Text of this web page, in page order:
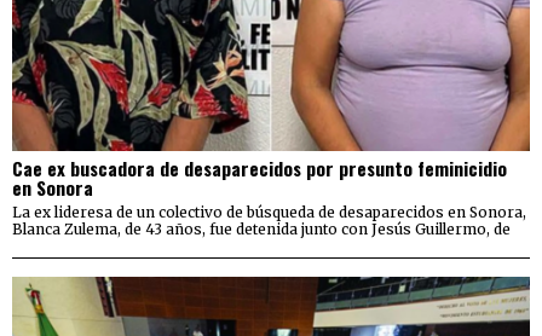
Cae ex buscadora de desaparecidos por presunto feminicidio
en Sonora
La ex lideresa de un colectivo de búsqueda de desaparecidos en Sonora,
Blanca Zulema, de 43 años, fue detenida junto con Jesús Guillermo, de